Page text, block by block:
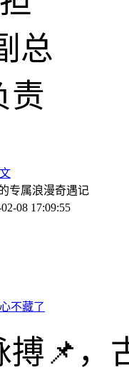
专属浪漫奇遇记
08 17:09:55
搏📌，